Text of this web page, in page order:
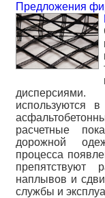
Предложения
используются
расчетные
дорожной
процесса
препятствуют
наплывов и
службы и